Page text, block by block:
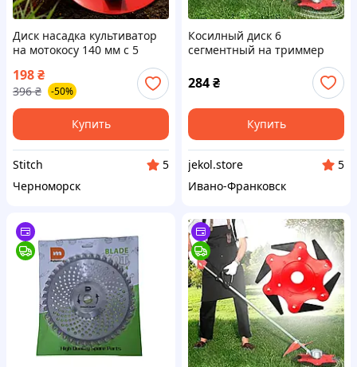
Диск насадка культиватор
на мотокосу 140 мм с 5
ножами для разрыхления
грунта и прополки Фреза
для бензокосы
198₴
396 ₴ -50%
Купить
Stitch
5
Черноморск
Косилный диск 6
сегментный на триммер
бензокосы
284₴
Купить
jekol.store
5
Ивано-Франковск